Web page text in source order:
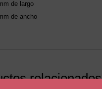
de largo
de ancho
relacionados